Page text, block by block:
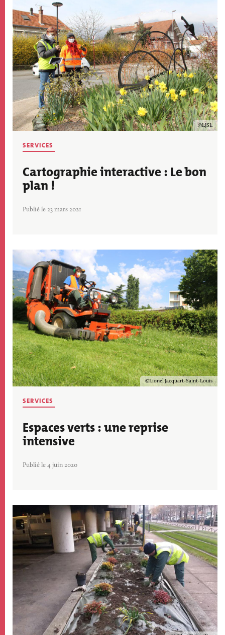
LJSL
SERVICES
Cartographie interactive : Le bon
plan !
Publié le 23 mars 2021
Image
Copyright
Lionel Jacquart-Saint-Louis
SERVICES
Espaces verts : une reprise
intensive
Publié le 4 juin 2020
Image